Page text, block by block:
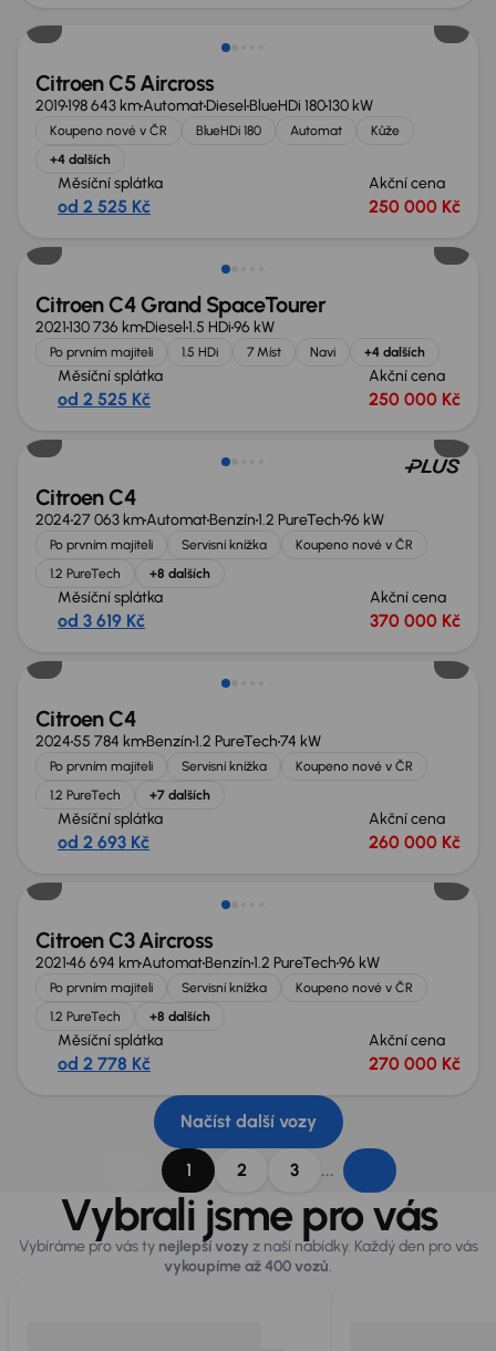
Citroen C5 Aircross
2019198 643 kmAutomatDiesel BlueHDi 180130 kW
Koupeno nové v ČR BlueHDi 180 Automat
Kůže
+4 dalších
Měsíční splátka
od 2 525 Kč
Akční cena
250 000 Kč
Možnost odpočtu DPH
Citroen C4 Grand SpaceTourer
2021130 736 kmDiesel1.5 HDi96 kW
Po prvním majiteli 1.5 HDi 7 Míst Navi +4 dalších
Měsíční splátka
od 2 525 Kč
Akční cena
250 000 Kč
Možnost odpočtu DPH
Citroen C4
202427 063 kmAutomatBenzín1.2 PureTech96 kW
Po prvním majiteli Servisní knížka
Koupeno nové v ČR
1.2 PureTech
+8 dalších
Měsíční splátka
od 3 619 Kč
Akční cena
370 000 Kč
Zlevněno o 10 000 Kč
Citroen C4
202455 784 kmBenzín1.2 PureTech74 kW
Po prvním majiteli Servisní knížka
Koupeno nové v ČR
1.2 PureTech
+7 dalších
Měsíční splátka
od 2 693 Kč
Akční cena
260 000 Kč
Nově v nabídce
Citroen C3 Aircross
202146 694 kmAutomatBenzín1.2 PureTech96 kW
Po prvním majiteli Servisní knížka
Koupeno nové v ČR
1.2 PureTech
+8 dalších
Měsíční splátka
od 2 778 Kč
Akční cena
270 000 Kč
Načíst další vozy
1 2 3 ...
Vybrali jsme pro vás
Vybíráme pro vás ty nejlepší vozy z naší nabídky. Každý den pro vás
vykoupíme až 400 vozů.